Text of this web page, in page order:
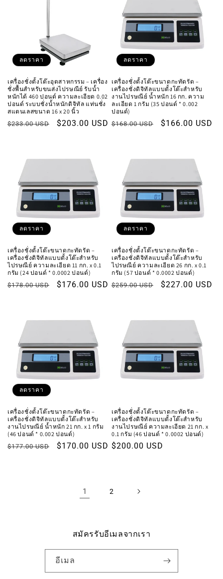
ลดราคา
เครื่องชั่งตั้งโต๊ะอุตสาหกรรม – เครื่อง
ชั่งพื้นสำหรับขนส่งไปรษณีย์ รับน้ำ
หนักได้ 460 ปอนด์ ความละเอียด 0.02
ปอนด์ ระบบชั่งน้ำหนักดิจิทัล แท่นชั่ง
สแตนเลสขนาด 16 x 20 นิ้ว
ราคา
$233.00 USD
ราคา
$203.00 USD
ลดราคา
เครื่องชั่งตั้งโต๊ะขนาดกะทัดรัด –
เครื่องชั่งดิจิทัลแบบตั้งโต๊ะสำหรับ
งานไปรษณีย์ น้ำหนัก 16 กก. ความ
ละเอียด 1 กรัม (35 ปอนด์ * 0.002
ปอนด์)
ราคา
$168.00 USD
ราคา
$166.00 USD
ลดราคา
เครื่องชั่งตั้งโต๊ะขนาดกะทัดรัด –
เครื่องชั่งดิจิทัลแบบตั้งโต๊ะสำหรับ
ไปรษณีย์ ความละเอียด 11 กก. x 0.1
กรัม (24 ปอนด์ * 0.0002 ปอนด์)
ราคา
$178.00 USD
ราคา
$176.00 USD
ลดราคา
เครื่องชั่งตั้งโต๊ะขนาดกะทัดรัด –
เครื่องชั่งดิจิทัลแบบตั้งโต๊ะสำหรับ
ไปรษณีย์ ความละเอียด 26 กก. x 0.1
กรัม (57 ปอนด์ * 0.0002 ปอนด์)
ราคา
$259.00 USD
ราคา
$227.00 USD
ลดราคา
เครื่องชั่งตั้งโต๊ะขนาดกะทัดรัด –
เครื่องชั่งดิจิทัลแบบตั้งโต๊ะสำหรับ
งานไปรษณีย์ น้ำหนัก 21 กก. x 1 กรัม
(46 ปอนด์ * 0.002 ปอนด์)
ราคา
$177.00 USD
ราคา
$170.00 USD
เครื่องชั่งตั้งโต๊ะขนาดกะทัดรัด –
เครื่องชั่งดิจิทัลแบบตั้งโต๊ะสำหรับ
งานไปรษณีย์ ความละเอียด 21 กก. x
0.1 กรัม (46 ปอนด์ * 0.0002 ปอนด์)
ราคา
$200.00 USD
1 2
สมัครรับอีเมลจากเรา
อีเมล